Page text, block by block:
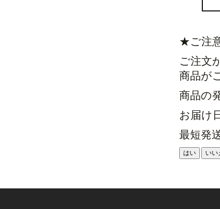
★ご注
ご注文
商品が
商品の
お届け
最短発
はい いい